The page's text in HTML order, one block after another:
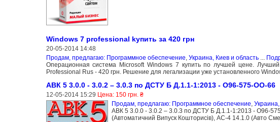
Windows 7 professional kупить за 420 грн
20-05-2014 14:48
Продам, предлагаю: Программное обеспечение, Украина, Киев и область...
Операционная система Microsoft Windows 7 купить по лучшей цене.
Professional Rus - 420 грн. Решение для легализации уже установленного
АВК 5 3.0.0 - 3.0.2 – 3.0.3 по ДСТУ Б Д.1.1-1:2013 - О96-575-ОО-66
12-05-2014 15:29 Цена: 150 грн. ₴
Продам, предлагаю: Программное обеспечение,
АВК 5 3.0.0 - 3.0.2 – 3.0.3 по ДСТУ Б Д.1.1-1:2013 - О96-
(Автоматичний Випуск Кошторисів), АС-4 14.1.0 (Авто